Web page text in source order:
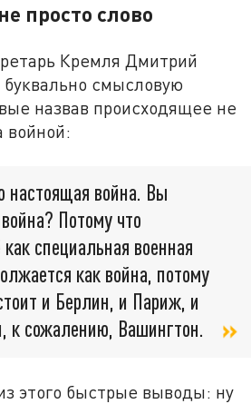
просто слово
Кремля Дмитрий
смысловую
назвав происходящее не
войной:
настоящая война. Вы
Потому что
специальная военная
как война, потому
и Берлин, и Париж, и
к сожалению, Вашингтон.
этого быстрые выводы: ну